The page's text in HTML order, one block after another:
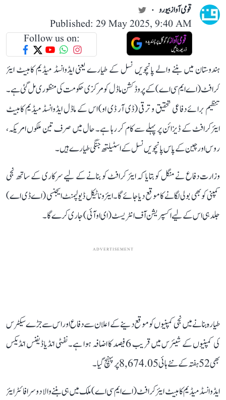
قومی آواز بیورو
Published: 29 May 2025, 9:40 AM
Follow us on:
ہندوستان میں بننے والے پانچویں نسل کے طیارے یعنی ایڈوانسڈ میڈیم کامبیٹ ایئر
کرافٹ (اے ایم سی اے) کے پروڈکشن ماڈل کو مرکزی حکومت کی منظوری مل گئی ہے۔
تنظیم برائے دفاعی تحقیق و ترقی (ڈی آر ڈی او) اس کے ماڈل ایڈوانسڈ میڈیم کامبیٹ
ایئرکرافٹ کے ڈیزائن پر پہلے سے کام کر رہا ہے۔ حال میں صرف تین ملکوں امریکہ،
روس اور چین کے پاس پانچویں نسل کے اسٹیلتھ جنگی طیارے ہیں۔
وزارت دفاع نے منگل کو بتایا کہ ایئر کرافٹ کو بنانے کے لیے سرکاری کے ساتھ نجی
کمپنی کو بھی بولی لگانے کا موقع دیا جائے گا۔ ایئروناٹیکل ڈیولپمنٹ ایجنسی (اے ڈی اے)
جلد ہی اس کے لیے اکسپریشن آف انٹریسٹ (ای او آئی) جاری کرے گا۔
ADVERTISEMENT
طیارہ بنانے میں نجی کمپنیوں کو موقع دینے کے اعلان سے دفاع اور اس سے جڑے سیکٹرس
کی کمپنیوں کے شیئرس میں قریب 6 فیصد کا اضافہ ہوا ہے۔ نفٹی انڈیا ڈیفنس انڈیکس
بھی 52 ہفتہ کے نئے ہائی 8,674.05 پر پہنچ گیا۔
ایڈوانسڈ میڈیم کامبیٹ ایئر کرافٹ (اے ایم سی اے) ملک میں ہی بننے والا دوسرا فائٹر ایئر